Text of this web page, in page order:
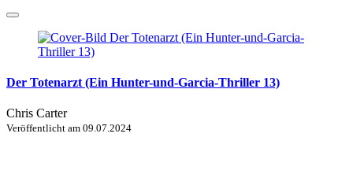
Der Totenarzt (Ein Hunter-und-Garcia-Thriller 13)
Chris Carter
Veröffentlicht am 09.07.2024